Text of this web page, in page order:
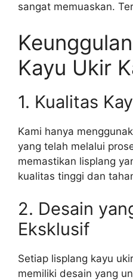
sangat memuaskan.
Kayu Ukir
1. Kualitas
Kami hanya
yang telah melalui
memastikan lisplang
kualitas tinggi dan
2. Desain
Eksklusif
Setiap lisplang kayu
memiliki desain yang